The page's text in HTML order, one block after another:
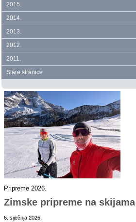
2015.
2014.
2013.
2012.
2011.
Stare stranice
Pripreme 2026.
Zimske pripreme na skijama
6. siječnja 2026.